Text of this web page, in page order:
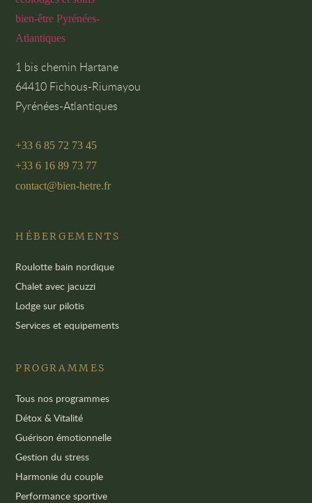
1 bis chemin Hartane
64410 Fichous-Riumayou
Pyrénées-Atlantiques
+33 6 85 72 73 45
+33 6 16 89 73 77
contact@bien-hetre.fr
HÉBERGEMENTS
Roulotte bain nordique
Chalet avec jacuzzi
Lodge sur pilotis
Services et equipements
PROGRAMMES
Tous nos programmes
Détox & Vitalité
Guérison émotionnelle
Gestion du stress
Harmonie du couple
Performance sportive